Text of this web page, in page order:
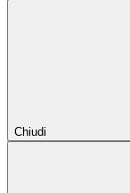
Chiudi